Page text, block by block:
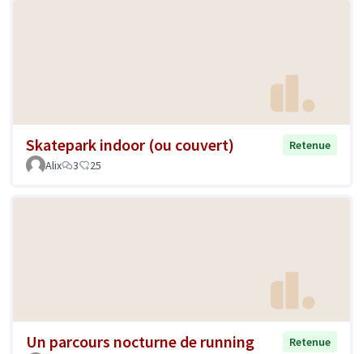
Skatepark indoor (ou couvert)
Retenue
Alix
3 25
Un parcours nocturne de running
Retenue